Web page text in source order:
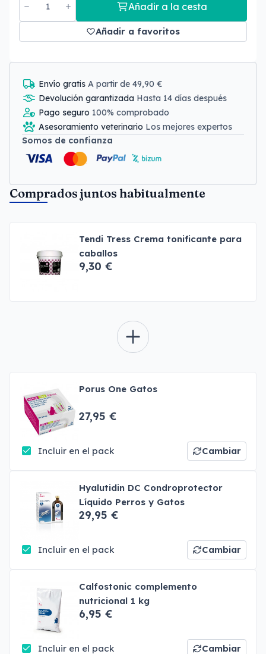
Añadir a la cesta
Añadir a favoritos
Envío gratis A partir de 49,90 €
Devolución garantizada Hasta 14 días después
Pago seguro 100% comprobado
Asesoramiento veterinario Los mejores expertos
Somos de confianza
Comprados juntos habitualmente
Tendi Tress Crema tonificante para
caballos
9,30 €
Porus One Gatos
27,95 €
Incluir en el pack Cambiar
Hyalutidin DC Condroprotector
Líquido Perros y Gatos
29,95 €
Incluir en el pack Cambiar
Calfostonic complemento
nutricional 1 kg
6,95 €
Incluir en el pack Cambiar